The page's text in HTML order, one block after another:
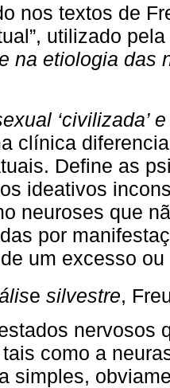
nos textos de
utilizado
na etiologia das
‘civilizada’
clínica
Define as
ideativos
neuroses que
por
um excesso
e silvestre,
nervosos
tais como a
simples,